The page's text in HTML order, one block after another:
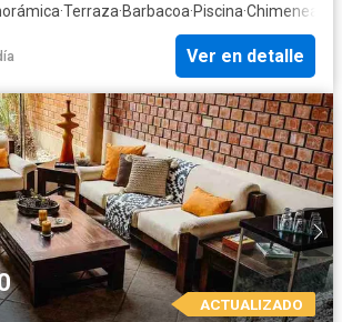
·Terraza·Barbacoa·Piscina·Chimenea
Ver en detalle
ACTUALIZADO